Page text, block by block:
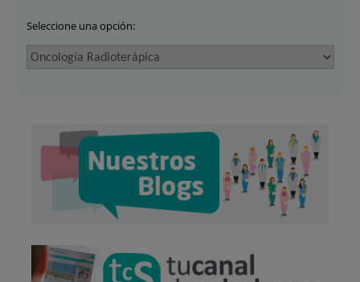
Seleccione una opción: